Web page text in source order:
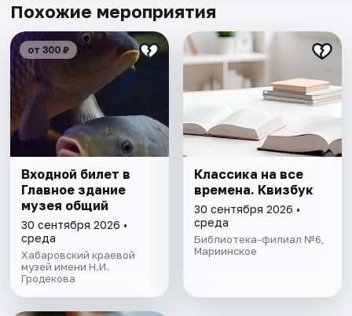
Похожие мероприятия
от 300 ₽
Входной билет в
Главное здание
музея общий
30 сентября 2026 •
среда
Хабаровский краевой
музей имени Н.И.
Гродекова
Классика на все
времена. Квизбук
30 сентября 2026 •
среда
Библиотека-филиал №6,
Мариинское